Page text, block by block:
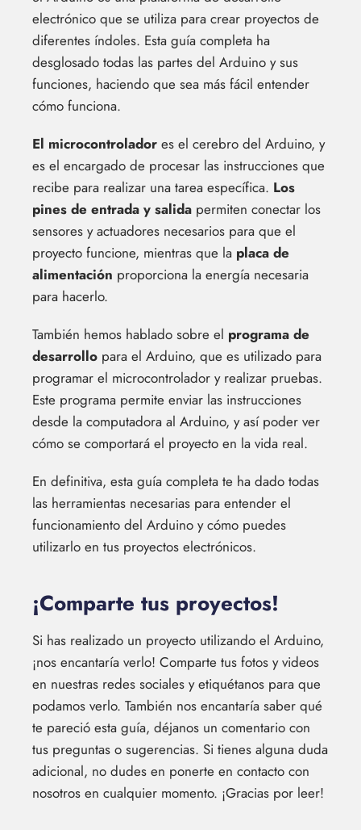
electrónico que se utiliza para crear proyectos de
diferentes índoles. Esta guía completa ha
desglosado todas las partes del Arduino y sus
funciones, haciendo que sea más fácil entender
cómo funciona.
El microcontrolador es el cerebro del Arduino, y
es el encargado de procesar las instrucciones que
recibe para realizar una tarea específica. Los
pines de entrada y salida permiten conectar los
sensores y actuadores necesarios para que el
proyecto funcione, mientras que la placa de
alimentación proporciona la energía necesaria
para hacerlo.
También hemos hablado sobre el programa de
desarrollo para el Arduino, que es utilizado para
programar el microcontrolador y realizar pruebas.
Este programa permite enviar las instrucciones
desde la computadora al Arduino, y así poder ver
cómo se comportará el proyecto en la vida real.
En definitiva, esta guía completa te ha dado todas
las herramientas necesarias para entender el
funcionamiento del Arduino y cómo puedes
utilizarlo en tus proyectos electrónicos.
¡Comparte tus proyectos!
Si has realizado un proyecto utilizando el Arduino,
¡nos encantaría verlo! Comparte tus fotos y videos
en nuestras redes sociales y etiquétanos para que
podamos verlo. También nos encantaría saber qué
te pareció esta guía, déjanos un comentario con
tus preguntas o sugerencias. Si tienes alguna duda
adicional, no dudes en ponerte en contacto con
nosotros en cualquier momento. ¡Gracias por leer!